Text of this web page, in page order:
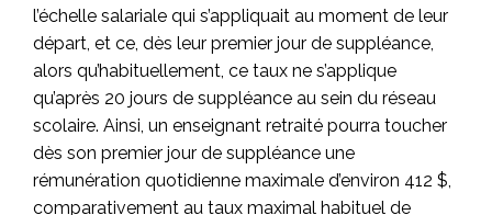
l’échelle salariale qui s’appliquait au moment de leur
départ, et ce, dès leur premier jour de suppléance,
alors qu’habituellement, ce taux ne s’applique
qu’après 20 jours de suppléance au sein du réseau
scolaire. Ainsi, un enseignant retraité pourra toucher
dès son premier jour de suppléance une
rémunération quotidienne maximale d’environ 412 $,
comparativement au taux maximal habituel de